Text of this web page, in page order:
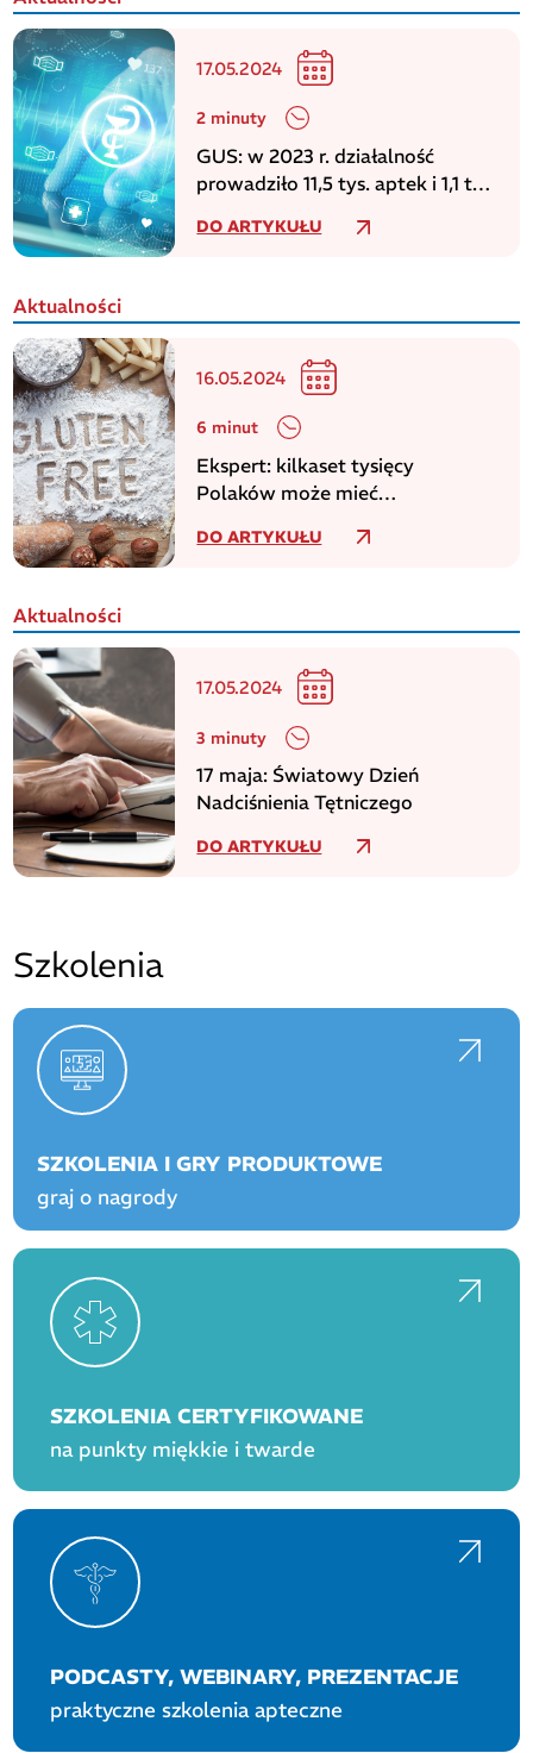
17.05.2024
2 minuty
GUS: w 2023 r. działalność
prowadziło 11,5 tys. aptek i 1,1 tys.
DO ARTYKUŁU
Aktualności
16.05.2024
6 minut
Ekspert: kilkaset tysięcy
Polaków może mieć
DO ARTYKUŁU
Aktualności
17.05.2024
3 minuty
17 maja: Światowy Dzień
Nadciśnienia Tętniczego
DO ARTYKUŁU
Szkolenia
SZKOLENIA I GRY PRODUKTOWE
graj o nagrody
SZKOLENIA CERTYFIKOWANE
na punkty miękkie i twarde
PODCASTY, WEBINARY, PREZENTACJE
praktyczne szkolenia apteczne